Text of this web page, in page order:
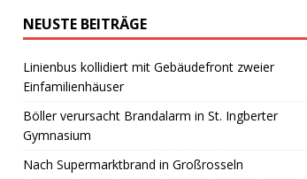
NEUSTE BEITRÄGE
Linienbus kollidiert mit Gebäudefront zweier
Einfamilienhäuser
Böller verursacht Brandalarm in St. Ingberter
Gymnasium
Nach Supermarktbrand in Großrosseln